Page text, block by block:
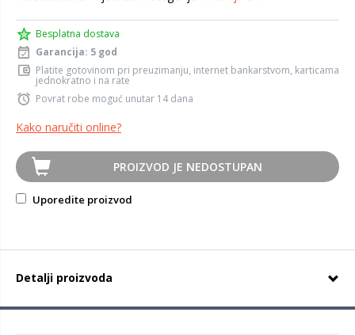
Besplatna dostava
Garancija: 5 god
Platite gotovinom pri preuzimanju, internet bankarstvom, karticama
jednokratno i na rate
Povrat robe moguć unutar 14 dana
Kako naručiti online?
PROIZVOD JE NEDOSTUPAN
Uporedite proizvod
Detalji proizvoda